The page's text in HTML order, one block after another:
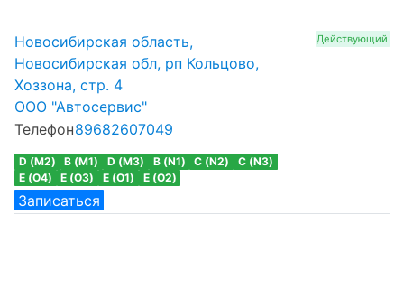
Новосибирская область,
Новосибирская обл, рп Кольцово,
Хоззона, стр. 4
ООО "Автосервис"
Телефон89682607049
D (M2) B (M1) D (M3) B (N1) C (N2)
C (N3)
E (O4)
E (O3) E (O1) E (O2)
Записаться
Действующий